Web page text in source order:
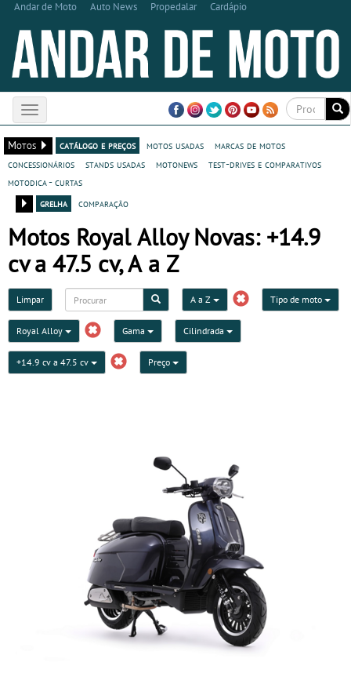
Andar de Moto Auto News Propedalar Cardápio
Toggle
navigation
Motos
catálogo e preços motos usadas
marcas de motos
concessionários
stands usadas motonews
test-drives e comparativos
motodica - curtas
grelha
comparação
Motos Royal Alloy Novas: +14.9
cv a 47.5 cv, A a Z
Limpar A a Z Tipo de moto
Royal Alloy Gama Cilindrada
+14.9 cv a 47.5 cv Preço